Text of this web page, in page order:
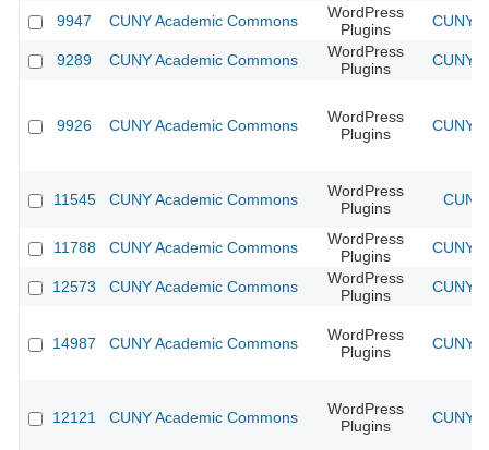
9947 CUNY Academic Commons
WordPress
Plugins
CUNY
9289 CUNY Academic Commons
WordPress
Plugins
CUNY
9926 CUNY Academic Commons
WordPress
Plugins
CUNY
11545 CUNY Academic Commons
WordPress
Plugins
11788 CUNY Academic Commons
WordPress
Plugins
CUNY
12573 CUNY Academic Commons
WordPress
Plugins
CUNY
14987 CUNY Academic Commons
WordPress
Plugins
CUNY
12121 CUNY Academic Commons
WordPress
Plugins
CUNY